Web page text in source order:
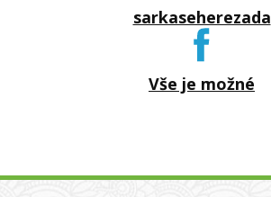
sarkaseherezada
Vše je možné